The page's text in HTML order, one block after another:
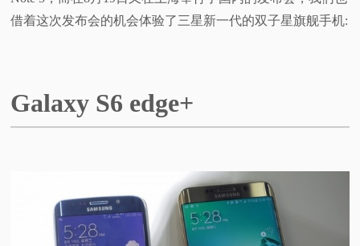
普
借着这次发布会的机会体验了三星新一代的双子星旗舰手机:
Galaxy S6 edge+